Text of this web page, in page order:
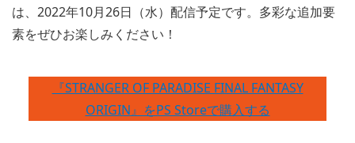
は、2022年10月26日（水）配信予定です。多彩な追加要
素をぜひお楽しみください！
『STRANGER OF PARADISE FINAL FANTASY
ORIGIN』をPS Storeで購入する